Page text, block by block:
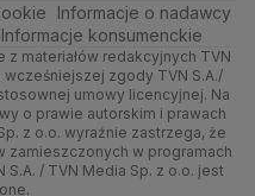
Informacje o nadawcy
Informacje konsumenckie
materiałów redakcyjnych TVN
wcześniejszej zgody TVN S.A./
umowy licencyjnej. Na
o prawie autorskim i prawach
z o.o. wyraźnie zastrzega, że
zamieszczonych w programach
/ TVN Media Sp. z o.o. jest